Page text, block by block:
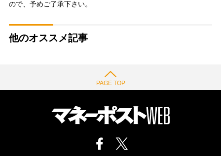
ので、予めご了承下さい。
他のオススメ記事
PAGE TOP